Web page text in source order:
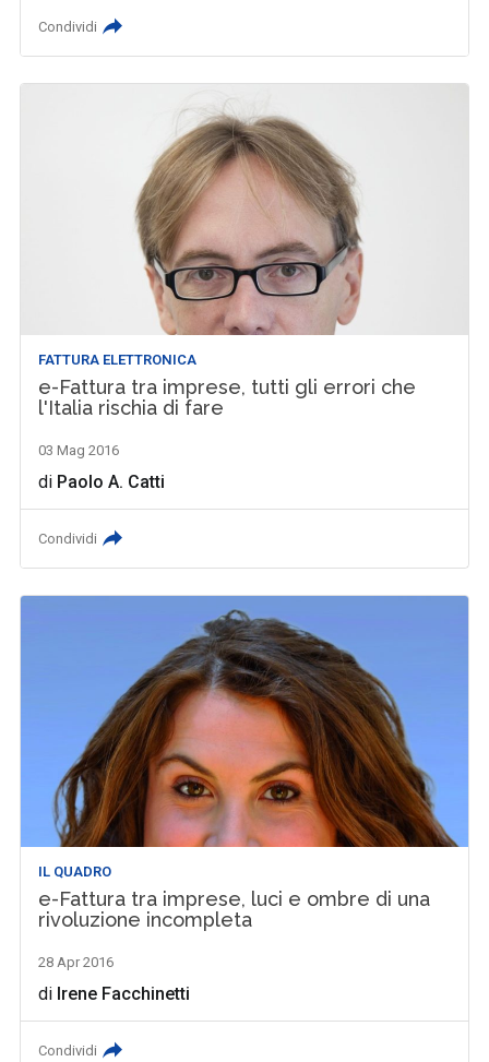
Condividi
FATTURA ELETTRONICA
e-Fattura tra imprese, tutti gli errori che
l'Italia rischia di fare
03 Mag 2016
di Paolo A. Catti
Condividi
IL QUADRO
e-Fattura tra imprese, luci e ombre di una
rivoluzione incompleta
28 Apr 2016
di Irene Facchinetti
Condividi